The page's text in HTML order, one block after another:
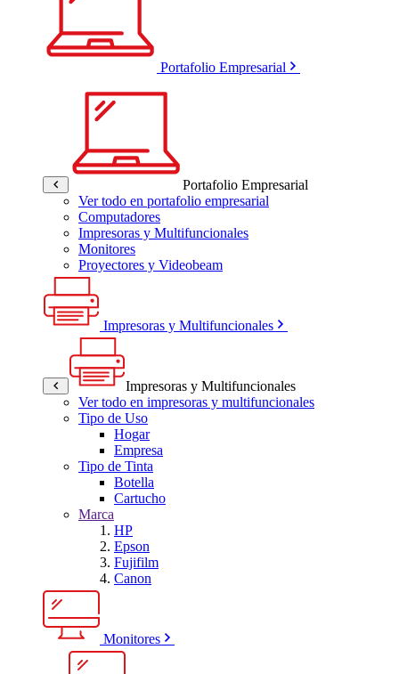
Portafolio Empresarial
Portafolio Empresarial
Ver todo en portafolio empresarial
Computadores
Impresoras y Multifuncionales
Monitores
Proyectores y Videobeam
Impresoras y Multifuncionales
Impresoras y Multifuncionales
Ver todo en impresoras y multifuncionales
Tipo de Uso
Hogar
Empresa
Tipo de Tinta
Botella
Cartucho
Marca
HP
Epson
Fujifilm
Canon
Monitores